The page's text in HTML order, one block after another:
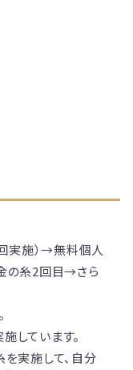
実施）→無料個人
の糸2回目→さら
しています。
実施して、自分